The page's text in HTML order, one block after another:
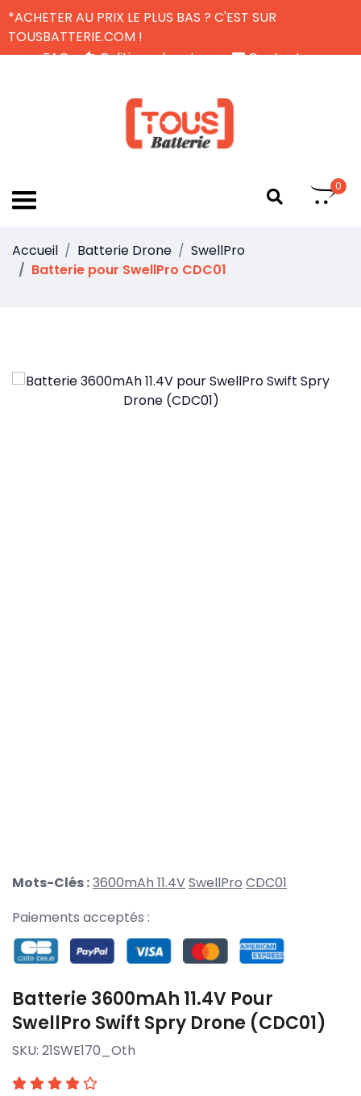
*ACHETER AU PRIX LE PLUS BAS ? C'EST SUR
TOUSBATTERIE.COM !
FAQ
Politique de retour
Contactez-nous
0
Accueil Batterie Drone
SwellPro
Batterie pour SwellPro CDC01
Mots-Clés :3600mAh 11.4VSwellPro CDC01
Paiements acceptés :
Batterie 3600mAh 11.4V Pour
SwellPro Swift Spry Drone (CDC01)
SKU: 21SWE170_Oth